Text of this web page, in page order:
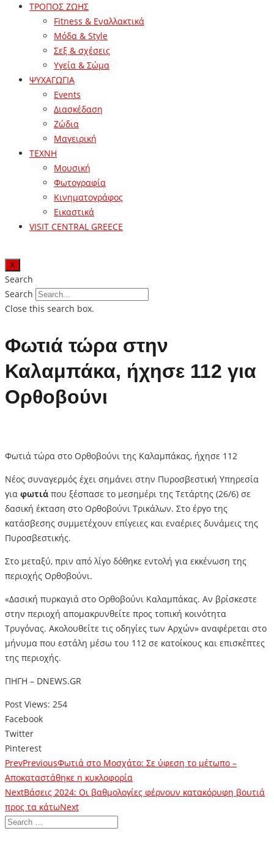
ΤΡΟΠΟΣ ΖΩΗΣ
Fitness & Εναλλακτικά
Μόδα & Style
Σεξ & σχέσεις
Υγεία & Σώμα
ΨΥΧΑΓΩΓΙΑ
Events
Διασκέδαση
Ζώδια
Μαγειρική
ΤΕΧΝΗ
Μουσική
Φωτογραφία
Κινηματογράφος
Εικαστικά
VISIT CENTRAL GREECE
X
Search
Search
Close this search box.
Φωτιά τώρα στην
Καλαμπάκα, ήχησε 112 για
Ορθοβούνι
Φωτιά τώρα στο Ορθοβούνι της Καλαμπάκας, ήχησε 112
Νέος συναγερμός έχει σημάνει στην Πυροσβεστική Υπηρεσία
για φωτιά που ξέσπασε το μεσημέρι της Τετάρτης (26/6) σε
δασική έκταση στο Ορθοβούνι Τρικάλων. Στο έργο της
κατάσβεσης συμμετέχουν επίγειες και εναέριες δυνάμεις της
Πυροσβεστικής.
Στο μεταξύ, πριν από λίγο δόθηκε εντολή για εκκένωση της
περιοχής Ορθοβούνι.
«Δασική πυρκαγιά στο Ορθοβούνι Καλαμπάκας. Αν βρίσκεστε
στην περιοχή απομακρυνθείτε προς τοπική κοινότητα
Τρυγόνας. Ακολουθείτε τις οδηγίες των Αρχών» αναφέρεται στο
μήνυμα που εστάλη μέσω του 112 σε κατοίκους και επισκέπτες
της περιοχής.
ΠΗΓΗ – DNEWS.GR
Post Views: 254
Facebook
Twitter
Pinterest
PrevPreviousΦωτιά στο Μοσχάτο: Σε ύφεση το μέτωπο –
Αποκαταστάθηκε η κυκλοφορία
NextΒάσεις 2024: Οι βαθμολογίες φέρνουν κατακόρυφη βουτιά
προς τα κάτωNext